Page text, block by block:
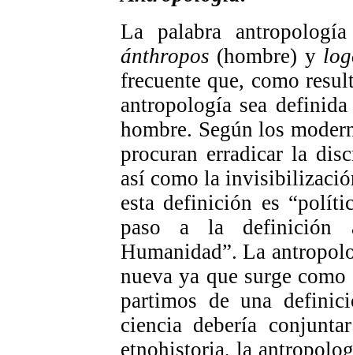
La palabra
ánthropos (hombre) y
frecuente que, como
antropología sea
hombre. Según los
procuran erradicar la
así como la
esta definición es
paso a la definición
Humanidad”. La
nueva ya que surge
partimos de una
ciencia debería
etnohistoria, la